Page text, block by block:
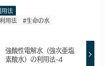
用法
用法
#生命の水
強酸性電解水（強次亜塩
素酸水）の利用法-4